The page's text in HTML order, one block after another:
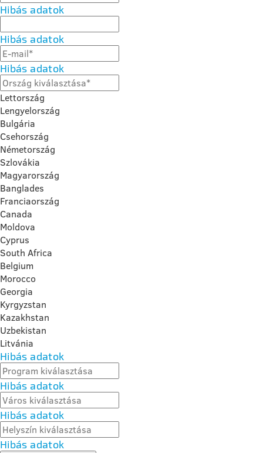
Hibás adatok
Hibás adatok
Hibás adatok
Lettország
Lengyelország
Bulgária
Csehország
Németország
Szlovákia
Magyarország
Banglades
Franciaország
Canada
Moldova
Cyprus
South Africa
Belgium
Morocco
Georgia
Kyrgyzstan
Kazakhstan
Uzbekistan
Litvánia
Hibás adatok
Hibás adatok
Hibás adatok
Hibás adatok